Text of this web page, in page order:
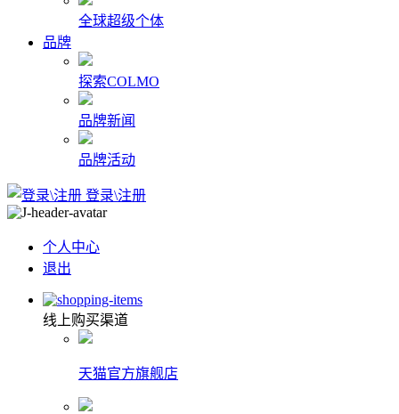
全球超级个体
品牌
探索COLMO
品牌新闻
品牌活动
登录\注册
个人中心
退出
线上购买渠道
天猫官方旗舰店